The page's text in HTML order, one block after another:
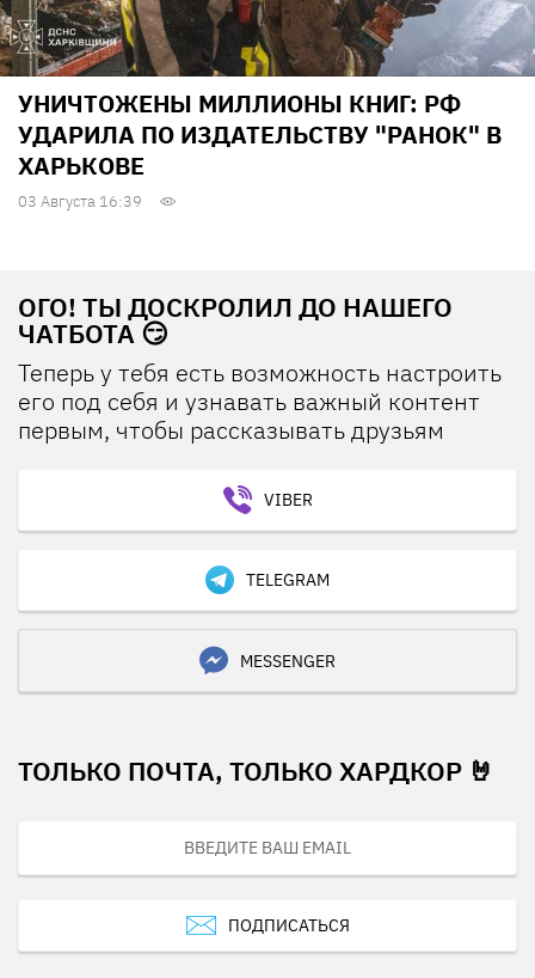
УНИЧТОЖЕНЫ МИЛЛИОНЫ КНИГ: РФ
УДАРИЛА ПО ИЗДАТЕЛЬСТВУ "РАНОК" В
ХАРЬКОВЕ
03 Августа 16:39
ОГО! ТЫ ДОСКРОЛИЛ ДО НАШЕГО
ЧАТБОТА 😏
Теперь у тебя есть возможность настроить
его под себя и узнавать важный контент
первым, чтобы рассказывать друзьям
VIBER
TELEGRAM
MESSENGER
ТОЛЬКО ПОЧТА, ТОЛЬКО ХАРДКОР 🤘
ПОДПИСАТЬСЯ